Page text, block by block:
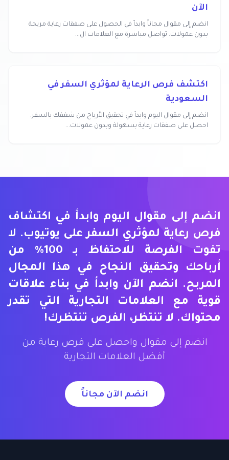
الآن
انضم إلى مقوال مجاناً وابدأ في الحصول على صفقات رعاية مربحة
بدون عمولات. تواصل مباشرة مع العلامات ال...
اكتشف فرص الرعاية لمؤثري السفر في
السعودية
انضم إلى مقوال اليوم وابدأ في تحقيق الأرباح من شغفك بالسفر.
احصل على صفقات رعاية بسهولة وبدون عمولات...
انضم إلى مقوال اليوم وابدأ في اكتشاف
فرص رعاية لمؤثري السفر على يوتيوب. لا
تفوت الفرصة للاحتفاظ بـ 100% من
أرباحك وتحقيق النجاح في هذا المجال
المربح. انضم الآن وابدأ في بناء علاقات
قوية مع العلامات التجارية التي تقدر
محتواك. لا تنتظر، الفرص تنتظرك!
انضم إلى مقوال واحصل على فرص رعاية من
أفضل العلامات التجارية
انضم الآن مجاناً